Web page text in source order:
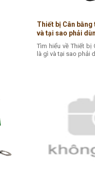
Thiết bị Cân
và tại sao phải
Tìm hiểu về Thiết bị
là gì và tại sao phải